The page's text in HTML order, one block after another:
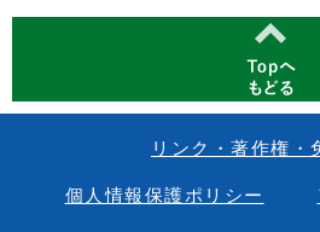
リンク・著作権・
個人情報保護ポリシー